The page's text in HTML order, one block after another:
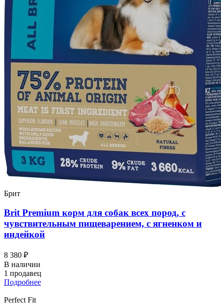
Брит
Brit Premium корм для собак всех пород, с
чувствительным пищеварением, с ягненком и
индейкой
8 380 ₽
В наличии
1 продавец
Подробнее